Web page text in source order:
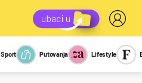
Kviz
Report
Sport Putovanja Lifestyle